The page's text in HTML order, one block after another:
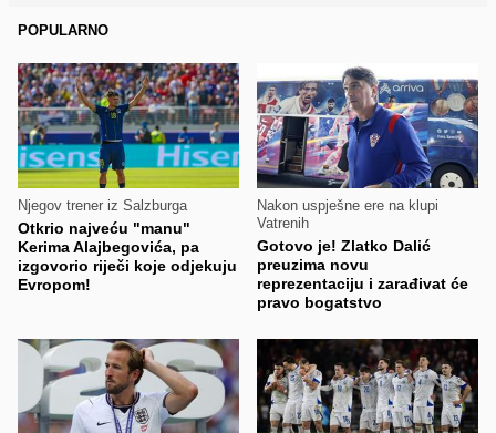
POPULARNO
Njegov trener iz Salzburga
Otkrio najveću "manu"
Kerima Alajbegovića, pa
izgovorio riječi koje odjekuju
Evropom!
Nakon uspješne ere na klupi
Vatrenih
Gotovo je! Zlatko Dalić
preuzima novu
reprezentaciju i zarađivat će
pravo bogatstvo